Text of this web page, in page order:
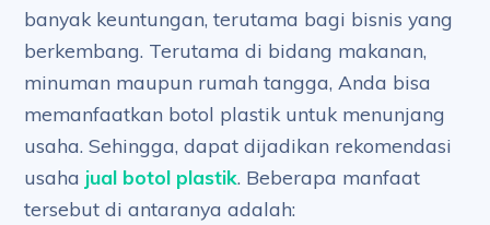
banyak keuntungan, terutama bagi bisnis yang
berkembang. Terutama di bidang makanan,
minuman maupun rumah tangga, Anda bisa
memanfaatkan botol plastik untuk menunjang
usaha. Sehingga, dapat dijadikan rekomendasi
usaha jual botol plastik. Beberapa manfaat
tersebut di antaranya adalah: